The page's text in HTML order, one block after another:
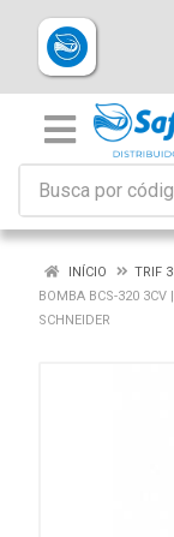
INÍCIO TRIF
BOMBA BCS-320 3CV
SCHNEIDER